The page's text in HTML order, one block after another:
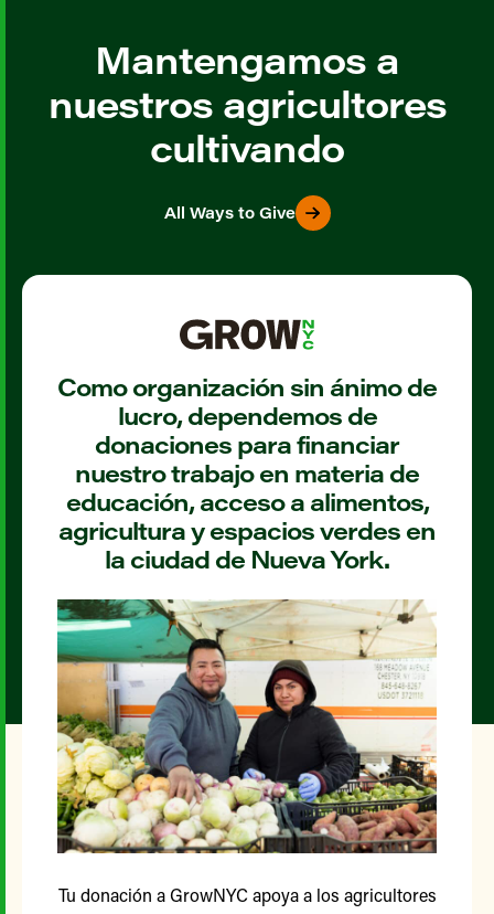
Mantengamos a
nuestros agricultores
cultivando
All Ways to Give
Como organización sin ánimo de
lucro, dependemos de
donaciones para financiar
nuestro trabajo en materia de
educación, acceso a alimentos,
agricultura y espacios verdes en
la ciudad de Nueva York.
Tu donación a GrowNYC apoya a los agricultores